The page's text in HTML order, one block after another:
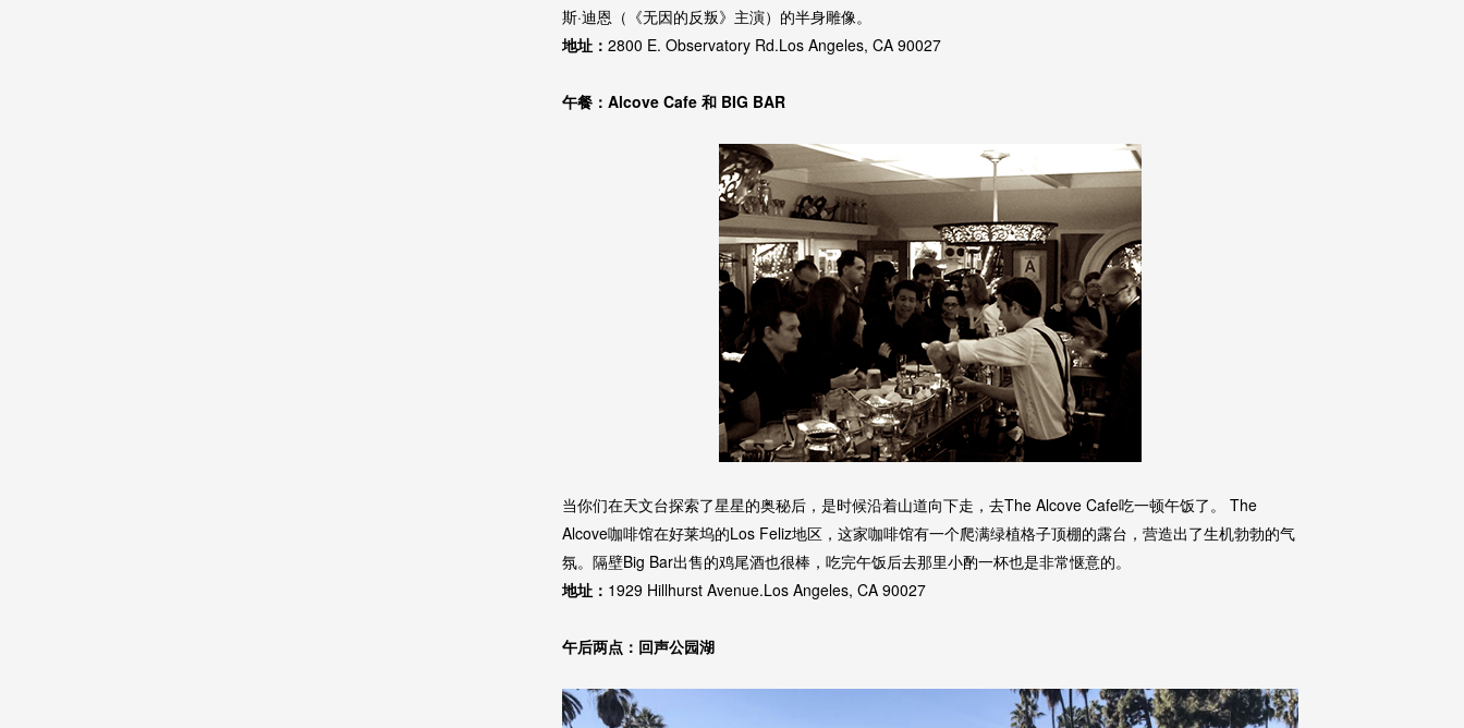
斯·迪恩（《无因的反叛》主演）的半身雕像。
地址： 2800 E. Observatory Rd.Los Angeles, CA 90027
午餐：Alcove Cafe 和 BIG BAR
当你们在天文台探索了星星的奥秘后，是时候沿着山道向下走，去The Alcove Cafe吃一顿午饭了。 The
Alcove咖啡馆在好莱坞的Los Feliz地区，这家咖啡馆有一个爬满绿植格子顶棚的露台，营造出了生机勃勃的气
氛。隔壁Big Bar出售的鸡尾酒也很棒，吃完午饭后去那里小酌一杯也是非常惬意的。
地址： 1929 Hillhurst Avenue.Los Angeles, CA 90027
午后两点：回声公园湖